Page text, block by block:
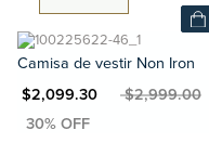
Camisa de vestir Non Iron
$2,099.30MXN $2,999.00